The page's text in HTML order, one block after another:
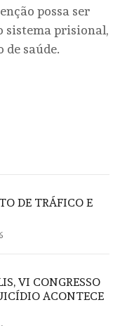
possa ser
sistema prisional,
de saúde.
DE TRÁFICO E
VI CONGRESSO
ACONTECE